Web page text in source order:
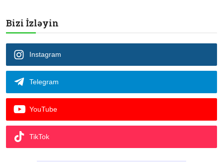
Bizi İzləyin
Instagram
Telegram
YouTube
TikTok